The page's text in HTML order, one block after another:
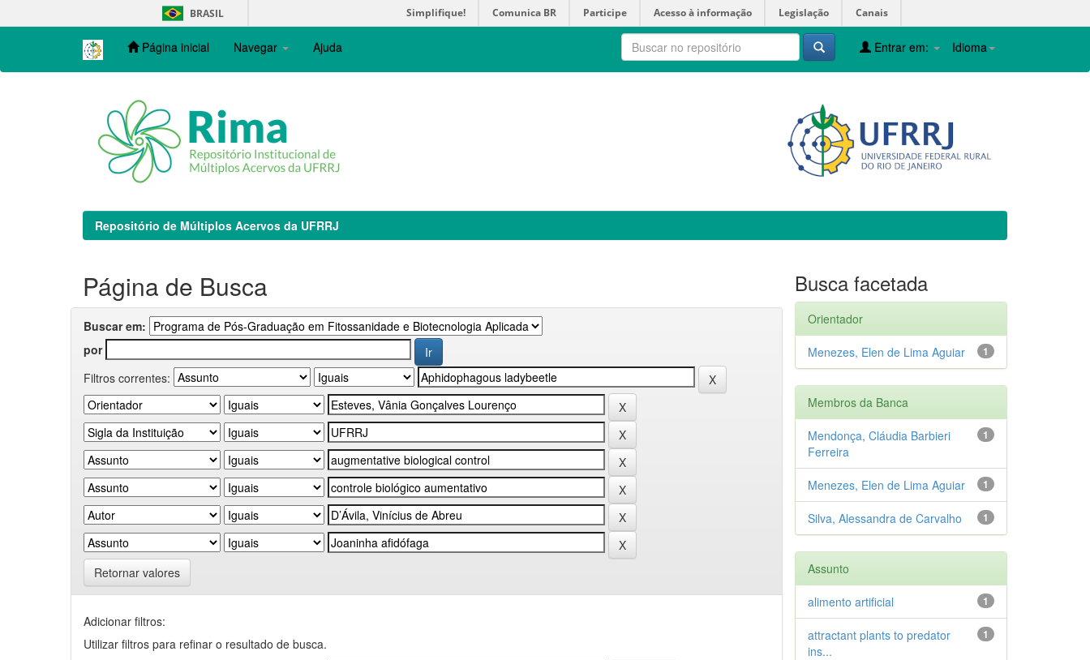
navigation
BRASIL Simplifique! Comunica BR Participe Acesso à informação Legislação Canais
Página inicial Navegar Ajuda Idioma
Entrar em:
Repositório de Múltiplos Acervos da UFRRJ
Página de Busca
Buscar em:
por
Filtros correntes:
Retornar valores
Adicionar filtros:
Utilizar filtros para refinar o resultado de busca.
Busca facetada
Orientador
1
Menezes, Elen de Lima Aguiar
Membros da Banca
1
Mendonça, Cláudia Barbieri
Ferreira
1
Menezes, Elen de Lima Aguiar
1
Silva, Alessandra de Carvalho
Assunto
1
alimento artificial
1
attractant plants to predator
ins...